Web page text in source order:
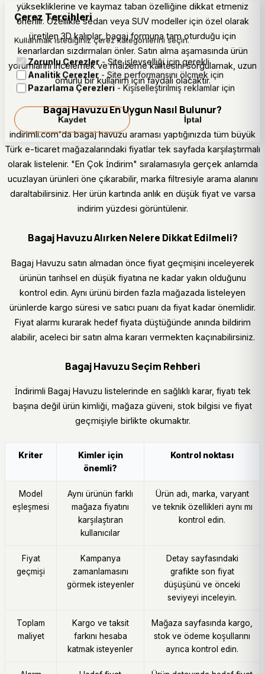
yüksekliklerine ve kaymaz taban özelliğine dikkat etmeniz
önerilir. Özellikle sedan veya SUV modeller için özel olarak
üretilen 3D kalıplar, bagaj formuna tam oturduğu için
kenarlardan sızdırmaları önler. Satın alma aşamasında ürün
yorumlarını incelemek ve malzeme kalitesini sorgulamak, uzun
ömürlü bir kullanım için faydalı olacaktır.
Bagaj Havuzu En Uygun Nasıl Bulunur?
indirimli.com'da bagaj havuzu araması yaptığınızda tüm büyük
Türk e-ticaret mağazalarındaki fiyatlar tek sayfada karşılaştırmalı
olarak listelenir. "En Çok İndirim" sıralamasıyla gerçek anlamda
ucuzlayan ürünleri öne çıkarabilir, marka filtresiyle arama alanını
daraltabilirsiniz. Her ürün kartında anlık en düşük fiyat ve varsa
indirim yüzdesi görüntülenir.
Bagaj Havuzu Alırken Nelere Dikkat Edilmeli?
Bagaj Havuzu satın almadan önce fiyat geçmişini inceleyerek
ürünün tarihsel en düşük fiyatına ne kadar yakın olduğunu
kontrol edin. Aynı ürünü birden fazla mağazada listeleyen
ürünlerde kargo süresi ve satıcı puanı da fiyat kadar önemlidir.
Fiyat alarmı kurarak hedef fiyata düştüğünde anında bildirim
alabilir, aceleci bir satın alma kararı vermekten kaçınabilirsiniz.
Bagaj Havuzu Seçim Rehberi
İndirimli Bagaj Havuzu listelerinde en sağlıklı karar, fiyatı tek
başına değil ürün kimliği, mağaza güveni, stok bilgisi ve fiyat
geçmişiyle birlikte okumaktır.
Kriter
Kimler için
önemli?
Kontrol noktası
Model
eşleşmesi
Aynı ürünün farklı
mağaza fiyatını
karşılaştıran
kullanıcılar
Ürün adı, marka, varyant
ve teknik özellikleri aynı mı
kontrol edin.
Fiyat
geçmişi
Kampanya
zamanlamasını
görmek isteyenler
Detay sayfasındaki
grafikte son fiyat
düşüşünü ve önceki
seviyeyi inceleyin.
Toplam
maliyet
Kargo ve taksit
farkını hesaba
katmak isteyenler
Mağaza sayfasında kargo,
stok ve ödeme koşullarını
ayrıca kontrol edin.
Çerez Tercihleri
Kullanmak istediğiniz çerez kategorilerini seçin.
Zorunlu Çerezler - Site işlevselliği için gerekli
Analitik Çerezler - Site performansını ölçmek için
Pazarlama Çerezleri - Kişiselleştirilmiş reklamlar için
Kaydet İptal